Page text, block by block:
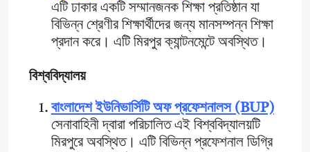
এটি ঢাকার একটি সম্মানজনক শিক্ষা প্রতিষ্ঠান যা
বিভিন্ন শ্রেণীর শিক্ষার্থীদের জন্য মানসম্পন্ন শিক্ষা
প্রদান করে। এটি মিরপুর ক্যান্টনমেন্টে অবস্থিত।
বিশ্ববিদ্যালয়
বাংলাদেশ ইউনিভার্সিটি অফ প্রফেশনালস (BUP)
সেনাবাহিনী দ্বারা পরিচালিত এই বিশ্ববিদ্যালয়টি
মিরপুরে অবস্থিত। এটি বিভিন্ন প্রফেশনাল ডিগ্রি